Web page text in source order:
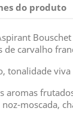
do produto
de carvalho
tonalidade
aromas
moscada,